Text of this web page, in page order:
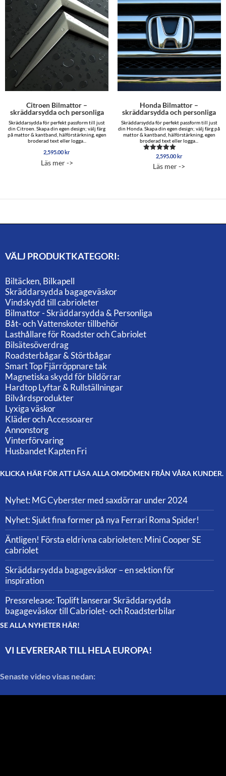
Citroen Bilmattor –
skräddarsydda och personliga
Skräddarsydda för perfekt passform till just
din Citroen. Skapa din egen design; välj färg
på mattor & kantband, hälförstärkning, egen
broderad text eller logga...
2,595.00kr
Läs mer ->
Honda Bilmattor –
skräddarsydda och personliga
Skräddarsydda för perfekt passform till just
din Honda. Skapa din egen design; välj färg på
mattor & kantband, hälförstärkning, egen
broderad text eller logga...
Betygsatt
av 5
2,595.00kr
Läs mer ->
VÄLJ PRODUKTKATEGORI:
Biltäcken, Bilkapell
Skräddarsydda bagageväskor
Vindskydd till cabrioleter
Bilmattor - Skräddarsydda & Personliga
Båt- och Vattenskoter tillbehör
Lasthållare för Roadster och Cabriolet
Bilsätesöverdrag
Roadsterbågar & Störtbågar
Smart Top Fjärröppnare tak
Magnetiska skydd för bildörrar
Hardtop Lyftar & Rullställningar
Bilvårdsprodukter
Lyxiga väskor
Kläder och Accessoarer
Annonstorg
Vinterförvaring
Husbandet Kapten Fri
KLICKA HÄR FÖR ATT LÄSA ALLA OMDÖMEN FRÅN VÅRA KUNDER.
Nyhet: MG Cyberster med saxdörrar under 2024
Nyhet: Sjukt fina former på nya Ferrari Roma Spider!
Äntligen! Första eldrivna cabrioleten: Mini Cooper SE
cabriolet
Skräddarsydda bagageväskor – en sektion för
inspiration
Pressrelease: Toplift lanserar Skräddarsydda
bagageväskor till Cabriolet- och Roadsterbilar
SE ALLA NYHETER HÄR!
VI LEVERERAR TILL HELA EUROPA!
Senaste video visas nedan: